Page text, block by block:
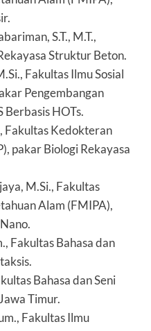
S.T., M.T.,
Struktur Beton.
Fakultas Ilmu Sosial
Pengembangan
Berbasis HOTs.
Fakultas Kedokteran
pakar Biologi Rekayasa
M.Si., Fakultas
Alam (FMIPA),
Fakultas Bahasa dan
Bahasa dan Seni
Timur.
Fakultas Ilmu